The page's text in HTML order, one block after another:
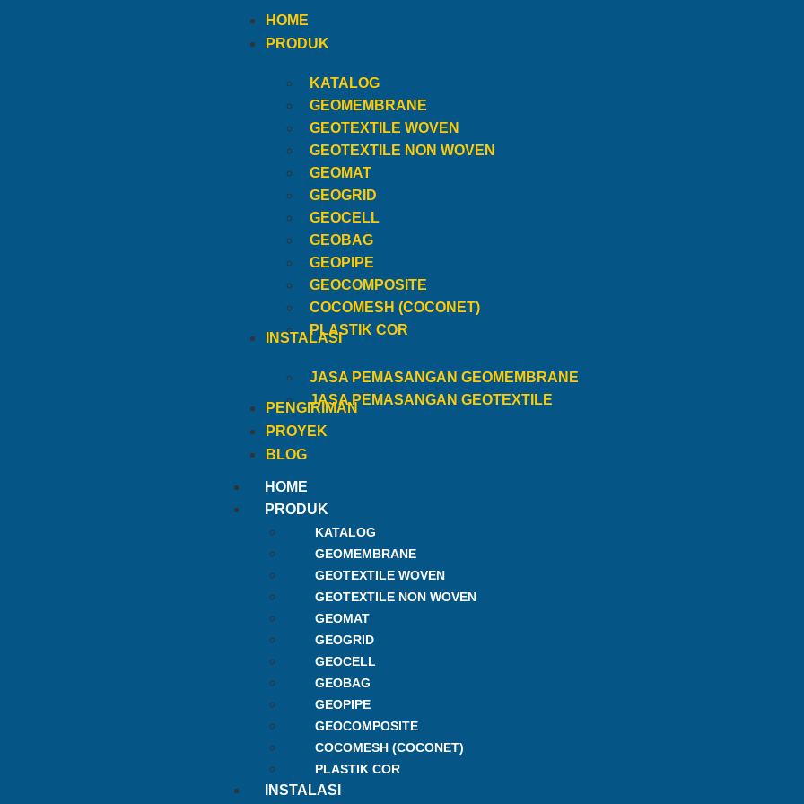
HOME
PRODUK
KATALOG
GEOMEMBRANE
GEOTEXTILE WOVEN
GEOTEXTILE NON WOVEN
GEOMAT
GEOGRID
GEOCELL
GEOBAG
GEOPIPE
GEOCOMPOSITE
COCOMESH (COCONET)
PLASTIK COR
INSTALASI
JASA PEMASANGAN GEOMEMBRANE
JASA PEMASANGAN GEOTEXTILE
PENGIRIMAN
PROYEK
BLOG
HOME
PRODUK
KATALOG
GEOMEMBRANE
GEOTEXTILE WOVEN
GEOTEXTILE NON WOVEN
GEOMAT
GEOGRID
GEOCELL
GEOBAG
GEOPIPE
GEOCOMPOSITE
COCOMESH (COCONET)
PLASTIK COR
INSTALASI